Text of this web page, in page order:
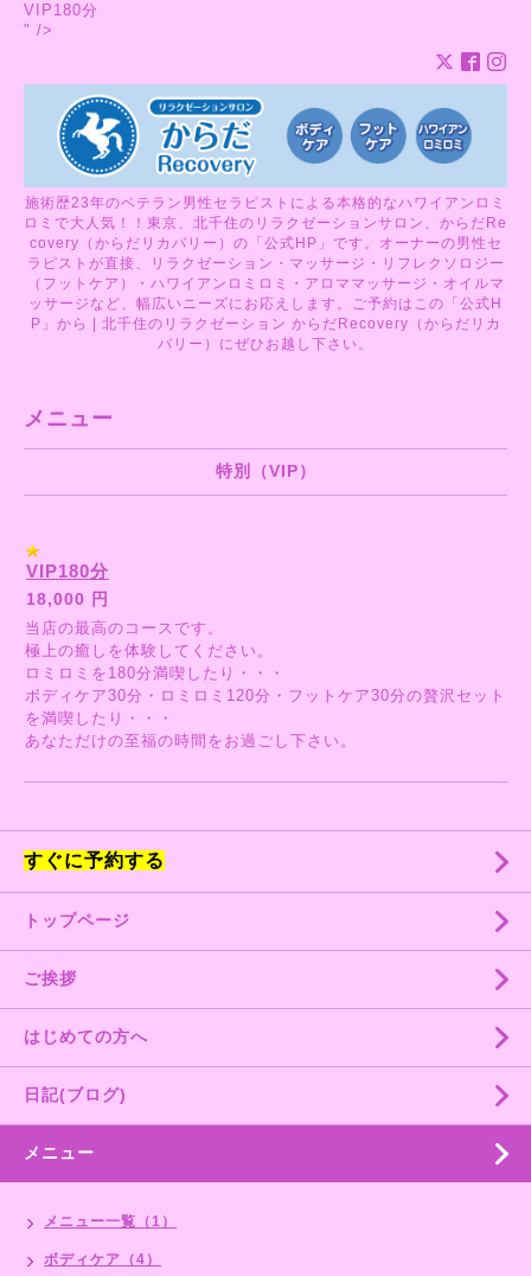
VIP180分
" />
施術歴23年のベテラン男性セラピストによる本格的なハワイアンロミ
ロミで大人気！！東京、北千住のリラクゼーションサロン、からだRe
covery（からだリカバリー）の「公式HP」です。オーナーの男性セ
ラピストが直接、リラクゼーション・マッサージ・リフレクソロジー
（フットケア）・ハワイアンロミロミ・アロママッサージ・オイルマ
ッサージなど、幅広いニーズにお応えします。ご予約はこの「公式H
P」から | 北千住のリラクゼーション からだRecovery（からだリカ
バリー）にぜひお越し下さい。
メニュー
特別（VIP）
VIP180分
18,000 円
当店の最高のコースです。
極上の癒しを体験してください。
ロミロミを180分満喫したり・・・
ボディケア30分・ロミロミ120分・フットケア30分の贅沢セット
を満喫したり・・・
あなただけの至福の時間をお過ごし下さい。
すぐに予約する
トップページ
ご挨拶
はじめての方へ
日記(ブログ)
メニュー
メニュー一覧（1）
ボディケア（4）